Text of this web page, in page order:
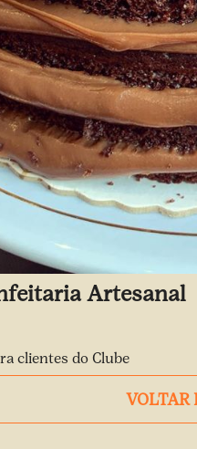
Artesanal
clientes do Clube
VOLTAR